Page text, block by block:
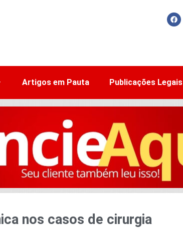
Artigos em Pauta Publicações Legais
nos casos de cirurgia